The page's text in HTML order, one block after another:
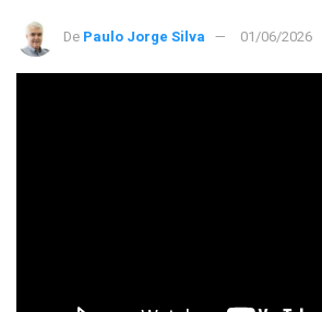
De Paulo Jorge Silva 01/06/2026